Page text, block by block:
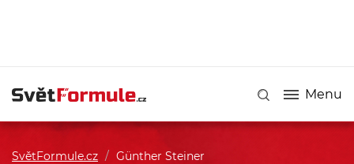
Menu
SvětFormule.cz / Günther Steiner